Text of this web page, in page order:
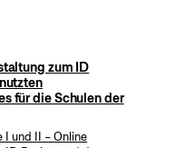
zum ID
für die Schulen der
I und II – Online